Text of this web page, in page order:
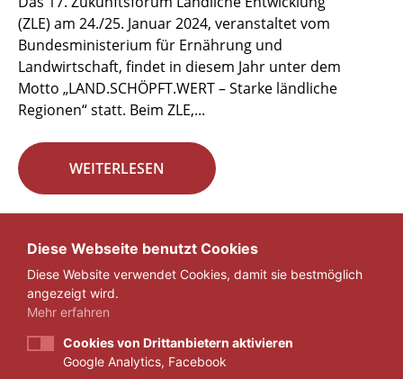
(ZLE) am 24./25. Januar 2024, veranstaltet vom
Bundesministerium für Ernährung und
Landwirtschaft, findet in diesem Jahr unter dem
Motto „LAND.SCHÖPFT.WERT – Starke ländliche
Regionen“ statt. Beim ZLE,...
WEITERLESEN
« 1 ... 3 4 5 ... 29 »
Diese Webseite benutzt Cookies
Diese Website verwendet Cookies, damit sie bestmöglich
angezeigt wird.
Mehr erfahren
Cookies von Drittanbietern aktivieren
Google Analytics, Facebook